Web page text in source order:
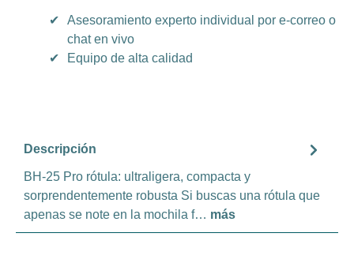
✔
Asesoramiento experto individual por e-correo o
chat en vivo
✔
Equipo de alta calidad
Descripción
BH-25 Pro rótula: ultraligera, compacta y
sorprendentemente robusta Si buscas una rótula que
apenas se note en la mochila f… más